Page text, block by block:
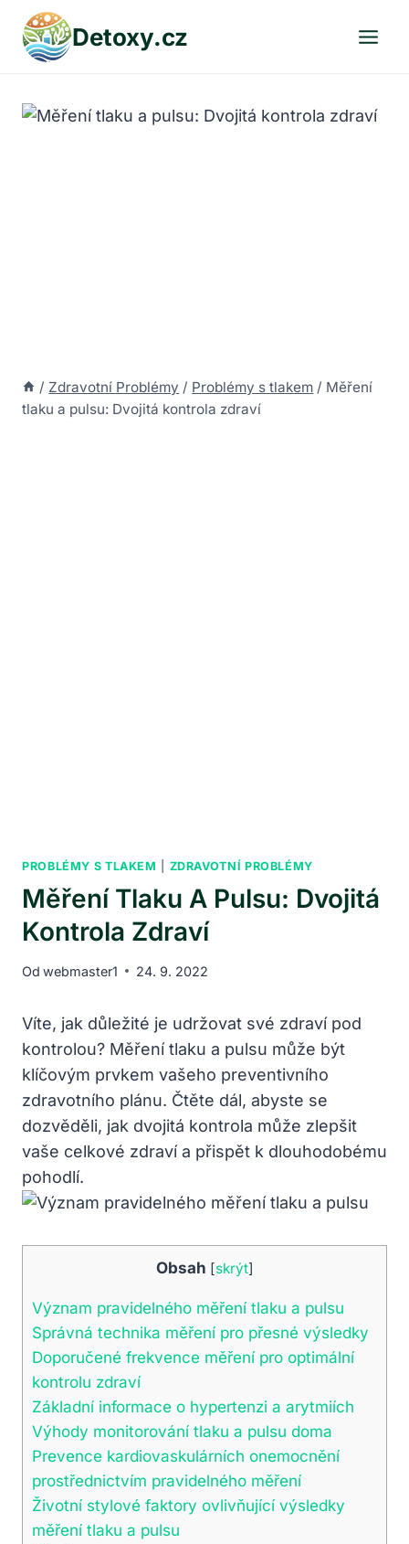
Přeskočit
obsah
Detoxy.cz
/ Zdravotní Problémy / Problémy s tlakem / Měření
tlaku a pulsu: Dvojitá kontrola zdraví
PROBLÉMY S TLAKEM ZDRAVOTNÍ PROBLÉMY
Měření Tlaku A Pulsu: Dvojitá
Kontrola Zdraví
Od webmaster1 24. 9. 2022
Víte, jak důležité je udržovat své zdraví pod
kontrolou? Měření tlaku a pulsu může být
klíčovým prvkem vašeho preventivního
zdravotního plánu. Čtěte dál, abyste se
dozvěděli, jak dvojitá kontrola může zlepšit
vaše celkové zdraví a přispět k dlouhodobému
pohodlí.
Obsah [skrýt]
Význam pravidelného měření tlaku a pulsu
Správná technika měření pro přesné výsledky
Doporučené frekvence měření pro optimální
kontrolu zdraví
Základní informace o hypertenzi a arytmiích
Výhody monitorování tlaku a pulsu doma
Prevence kardiovaskulárních onemocnění
prostřednictvím pravidelného měření
Životní stylové faktory ovlivňující výsledky
měření tlaku a pulsu